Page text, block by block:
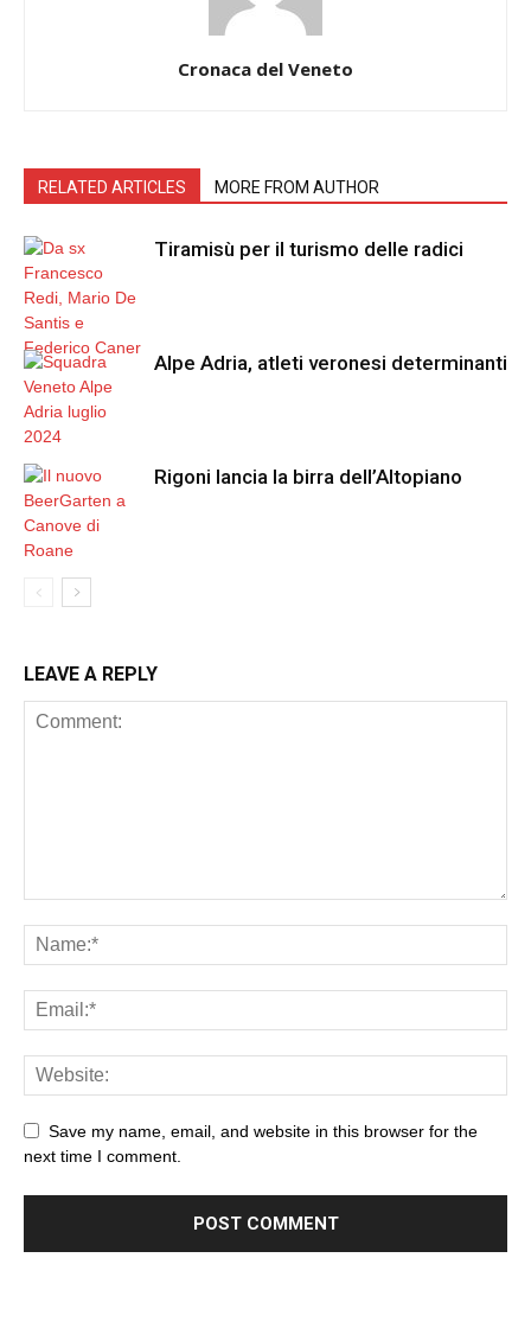
Cronaca del Veneto
RELATED ARTICLES MORE FROM AUTHOR
Tiramisù per il turismo delle radici
Alpe Adria, atleti veronesi determinanti
Rigoni lancia la birra dell’Altopiano
LEAVE A REPLY
Save my name, email, and website in this browser for the
next time I comment.